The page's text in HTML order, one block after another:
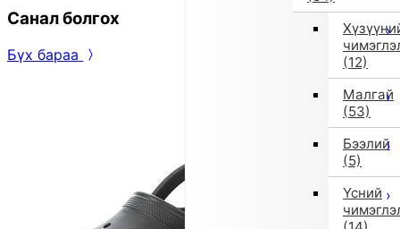
(12)
Малгай
(53)
Бээлий
(5)
Үсний
Санал болгох
Бүх бараа